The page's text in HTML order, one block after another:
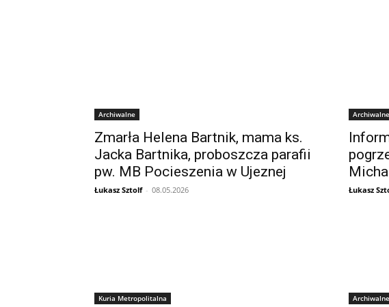
Archiwalne
Zmarła Helena Bartnik, mama ks.
Jacka Bartnika, proboszcza parafii
pw. MB Pocieszenia w Ujeznej
Łukasz Sztolf - 08.05.2026
Archiwalne
Łukasz
Kuria Metropolitalna Archiwalne